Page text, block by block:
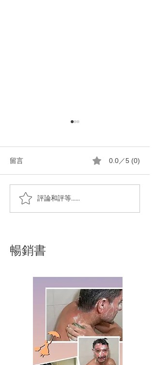
橄㰖黑肥皂液清洗煎魚後
留言 0.0／5 (0)
評論和評等......
暢銷書